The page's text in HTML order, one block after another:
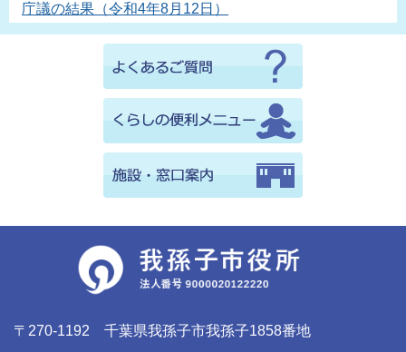
庁議の結果（令和4年8月12日）
〒270-1192 千葉県我孫子市我孫子1858番地